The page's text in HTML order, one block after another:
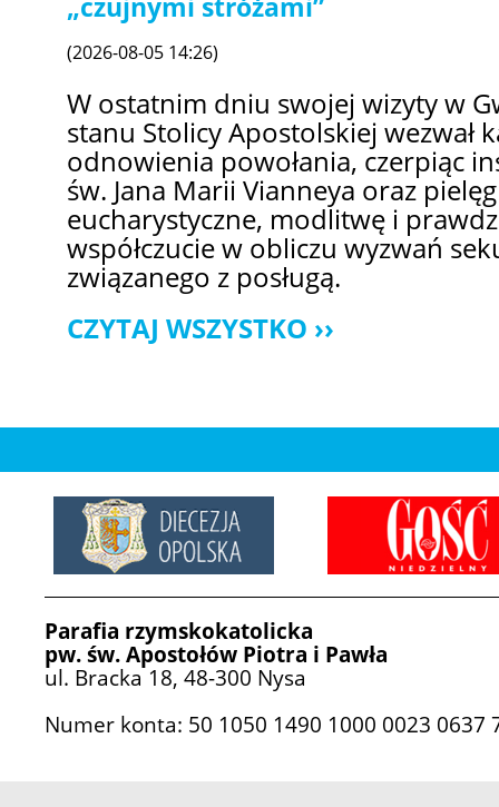
„czujnymi stróżami”
(2026-08-05 14:26)
W ostatnim dniu swojej wizyty w
stanu Stolicy Apostolskiej wezwał
odnowienia powołania, czerpiąc
św. Jana Marii Vianneya oraz
eucharystyczne, modlitwę i
współczucie w obliczu wyzwań
związanego z posługą.
CZYTAJ WSZYSTKO
Parafia rzymskokatolicka
pw. św. Apostołów Piotra i Pawła
ul. Bracka 18, 48-300 Nysa
Numer konta: 50 1050 1490 1000 0023 0637